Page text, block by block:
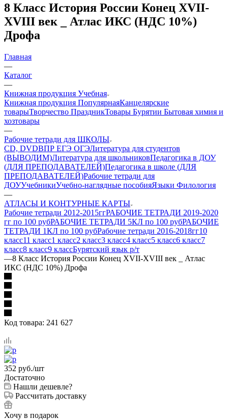
8 Класс История России Конец XVII-
XVIII век _ Атлас ИКС (НДС 10%)
Дрофа
Главная
—
Каталог
—
Книжная продукция Учебная
Книжная продукция ПопулярнаяКанцелярские
товарыТворчество ПраздникТовары Бурятии Бытовая химия и
хозтовары
—
Рабочие тетради для ШКОЛЫ
CD, DVDВПР ЕГЭ ОГЭЛитература для студентов
(ВЫВОДИМ)Литература для школьниковПедагогика в ДОУ
(ДЛЯ ПРЕПОДАВАТЕЛЕЙ)Педагогика в школе (ДЛЯ
ПРЕПОДАВАТЕЛЕЙ)Рабочие тетради для
ДОУУчебникиУчебно-наглядные пособияЯзыки Филология
—
АТЛАСЫ И КОНТУРНЫЕ КАРТЫ
Рабочие тетради 2012-2015ггРАБОЧИЕ ТЕТРАДИ 2019-2020
гг по 100 рубРАБОЧИЕ ТЕТРАДИ 5КЛ по 100 рубРАБОЧИЕ
ТЕТРАДИ 1КЛ по 100 рубРабочие тетради 2016-2018гг10
класс11 класс1 класс2 класс3 класс4 класс5 класс6 класс7
класс8 класс9 классБурятский язык р/т
—8 Класс История России Конец XVII-XVIII век _ Атлас
ИКС (НДС 10%) Дрофа
Код товара: 241 627
352 руб./шт
Достаточно
Нашли дешевле?
Рассчитать доставку
Хочу в подарок